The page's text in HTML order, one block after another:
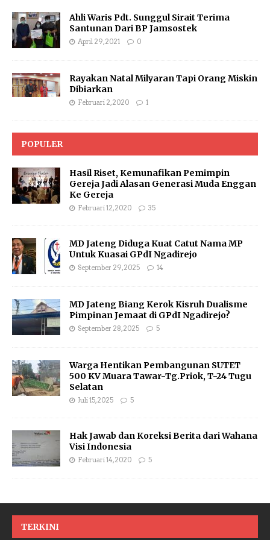
Ahli Waris Pdt. Sunggul Sirait Terima
Santunan Dari BP Jamsostek
April 29, 2021 0
Rayakan Natal Milyaran Tapi Orang Miskin
Dibiarkan
Februari 2, 2020 1
POPULER
Hasil Riset, Kemunafikan Pemimpin
Gereja Jadi Alasan Generasi Muda Enggan
Ke Gereja
Februari 12, 2020 35
MD Jateng Diduga Kuat Catut Nama MP
Untuk Kuasai GPdI Ngadirejo
September 29, 2025 14
MD Jateng Biang Kerok Kisruh Dualisme
Pimpinan Jemaat di GPdI Ngadirejo?
September 28, 2025 5
Warga Hentikan Pembangunan SUTET
500 KV Muara Tawar-Tg.Priok, T-24 Tugu
Selatan
Juli 15, 2025 5
Hak Jawab dan Koreksi Berita dari Wahana
Visi Indonesia
Februari 14, 2020 5
TERKINI